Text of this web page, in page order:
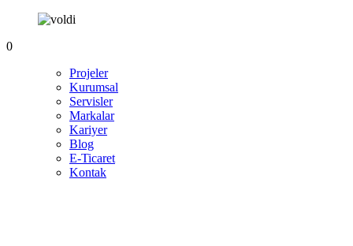
0
Projeler
Kurumsal
Servisler
Markalar
Kariyer
Blog
E-Ticaret
Kontak